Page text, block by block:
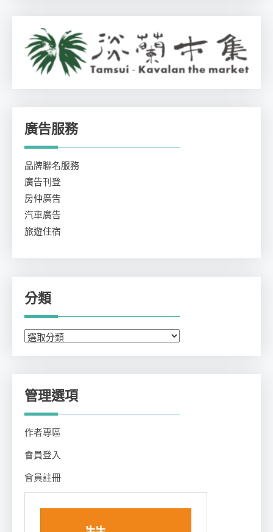
廣告服務
品牌聯名服務
廣告刊登
房仲廣告
汽車廣告
旅遊住宿
分類
分
管理選項
作者專區
會員登入
會員註冊